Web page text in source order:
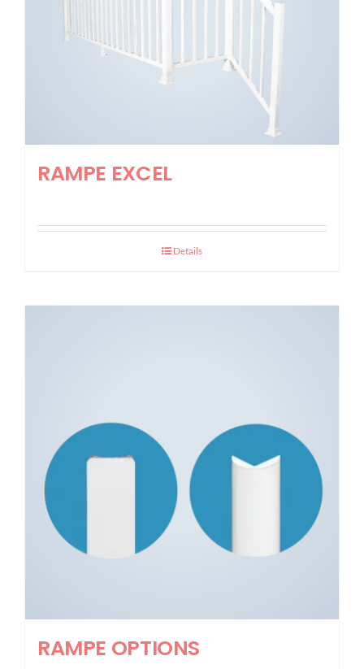
RAMPE EXCEL
Details
RAMPE OPTIONS